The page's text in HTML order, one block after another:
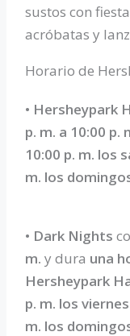
sustos con
acróbatas y
Horario de
• Hersheypark
p. m. a 10:00 p.
10:00 p. m. los
m. los
• Dark Nights
m. y dura una
Hersheypark
p. m. los
m. los